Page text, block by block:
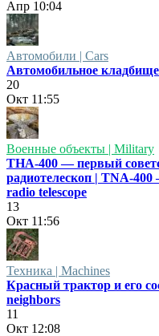
Апр 10:04
Автомобили | Cars
Автомобильное
20
Окт 11:55
Военные объекты | Military
ТНА-400 — первый
радиотелескоп | TNA-
radio telescope
13
Окт 11:56
Техника | Machines
Красный трактор и его
neighbors
11
Окт 12:08